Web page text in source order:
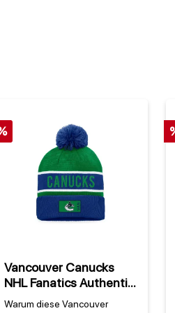
Vancouver Canucks
NHL Fanatics Authentic
Pro Game & Train
Warum diese Vancouver